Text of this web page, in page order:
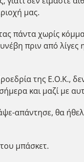
μας.
πάντα χωρίς
πριν από
της Ε.Ο.Κ.,
και μαζί με
απάντησε, θα
τους